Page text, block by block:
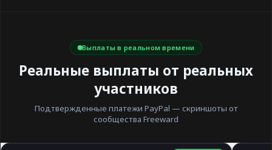
Выплаты в реальном времени
Реальные выплаты от реальных
участников
Подтвержденные платежи PayPal — скриншоты от
сообщества Freeward